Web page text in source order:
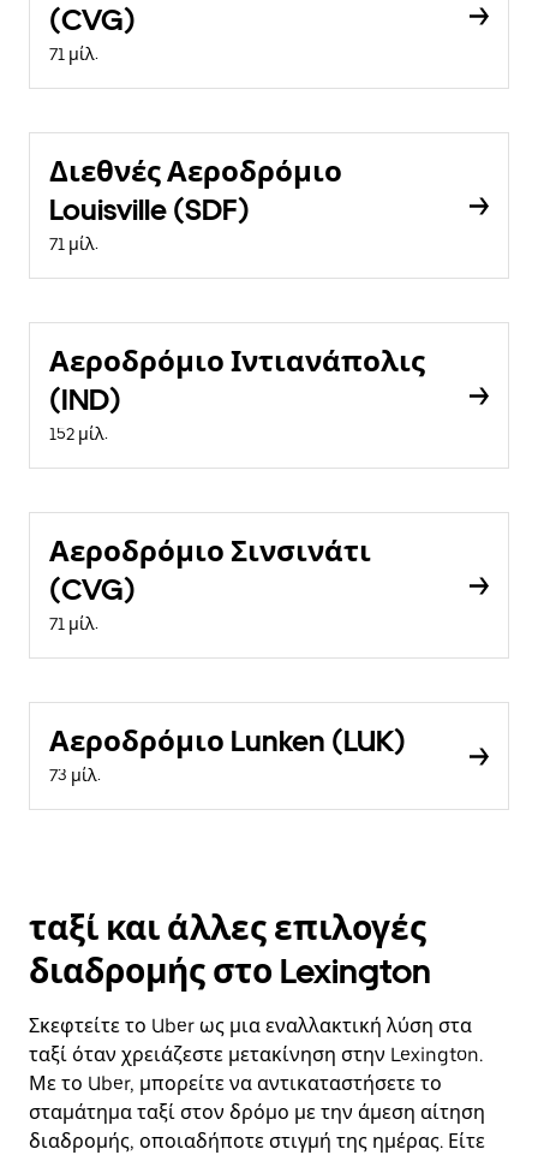
(CVG)
71 μίλ.
Διεθνές Αεροδρόμιο
Louisville (SDF)
71 μίλ.
Αεροδρόμιο Ιντιανάπολις
(IND)
152 μίλ.
Αεροδρόμιο Σινσινάτι
(CVG)
71 μίλ.
Αεροδρόμιο Lunken (LUK)
73 μίλ.
ταξί και άλλες επιλογές
διαδρομής στο Lexington
Σκεφτείτε το Uber ως μια εναλλακτική λύση στα
ταξί όταν χρειάζεστε μετακίνηση στην Lexington.
Με το Uber, μπορείτε να αντικαταστήσετε το
σταμάτημα ταξί στον δρόμο με την άμεση αίτηση
διαδρομής, οποιαδήποτε στιγμή της ημέρας. Είτε